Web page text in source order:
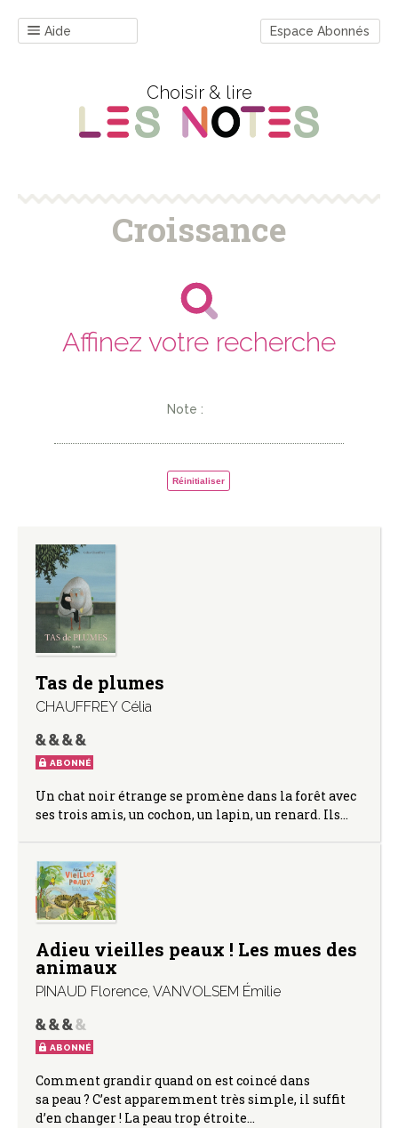
Aide Espace Abonnés
Choisir & lire
Croissance
Affinez votre recherche
Note :
Réinitialiser
Tas de plumes
CHAUFFREY Célia
ABONNÉ
Un chat noir étrange se promène dans la forêt avec
ses trois amis, un cochon, un lapin, un renard. Ils…
Adieu vieilles peaux ! Les mues des
animaux
PINAUD Florence, VANVOLSEM Émilie
ABONNÉ
Comment grandir quand on est coincé dans
sa peau ? C’est apparemment très simple, il suffit
d’en changer ! La peau trop étroite…